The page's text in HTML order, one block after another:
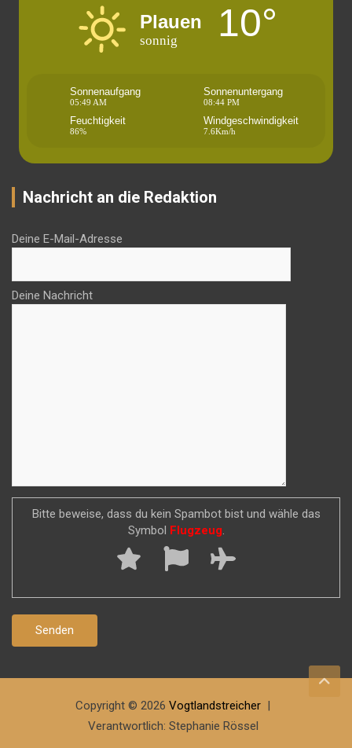
Plauen
sonnig 10°
Sonnenaufgang
05:49 AM
Sonnenuntergang
08:44 PM
Feuchtigkeit
86%
Windgeschwindigkeit
7.6Km/h
Nachricht an die Redaktion
Deine E-Mail-Adresse
Deine Nachricht
Bitte beweise, dass du kein Spambot bist und wähle das
Symbol
Flugzeug.
Copyright © 2026 Vogtlandstreicher
Verantwortlich: Stephanie Rössel